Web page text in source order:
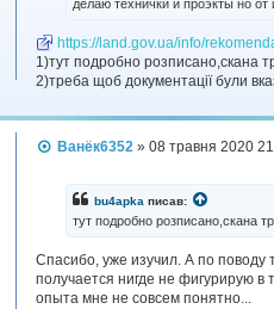
н
я
делаю технички и проэкты но от
https://land.gov.ua/info/
1)тут подробно розписано,скана
2)треба щоб документації були
П
л
е
н
Ванёк6352 »08 травня 2020
bu4apka писав:
тут подробно розписано,скана
Cпасибо, уже изучил. А по
получается нигде не фигурирую в
опыта мне не совсем понятно...